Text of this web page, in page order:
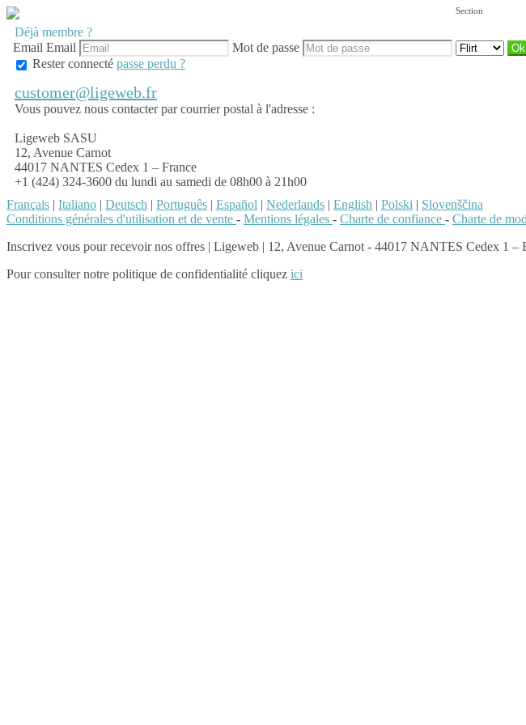
Déjà membre ?
Email Email Mot de passe
Section
Rester connecté passe perdu ?
customer@ligeweb.fr
Vous pouvez nous contacter par courrier postal à l'adresse :
Ligeweb SASU
12, Avenue Carnot
44017 NANTES Cedex 1 – France
+1 (424) 324-3600 du lundi au samedi de 08h00 à 21h00
Français | Italiano | Deutsch | Português | Español | Nederlands | English | Polski | Slovenščina
Conditions générales d'utilisation et de vente - Mentions légales - Charte de confiance - Charte de
Inscrivez vous pour recevoir nos offres | Ligeweb | 12, Avenue Carnot - 44017 NANTES Cedex 1 –
Pour consulter notre politique de confidentialité cliquez ici